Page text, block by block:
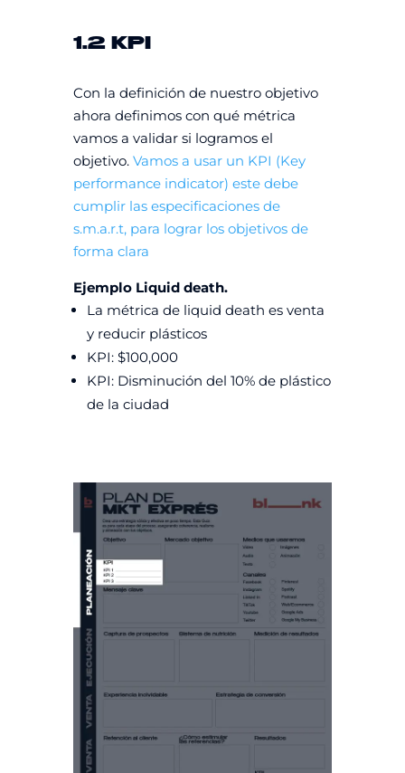
1.2 KPI
Con la definición de nuestro objetivo
ahora definimos con qué métrica
vamos a validar si logramos el
objetivo. Vamos a usar un KPI (Key
performance indicator) este debe
cumplir las especificaciones de
s.m.a.r.t, para lograr los objetivos de
forma clara
Ejemplo Liquid death.
La métrica de liquid death es venta
y reducir plásticos
KPI: $100,000
KPI: Disminución del 10% de plástico
de la ciudad